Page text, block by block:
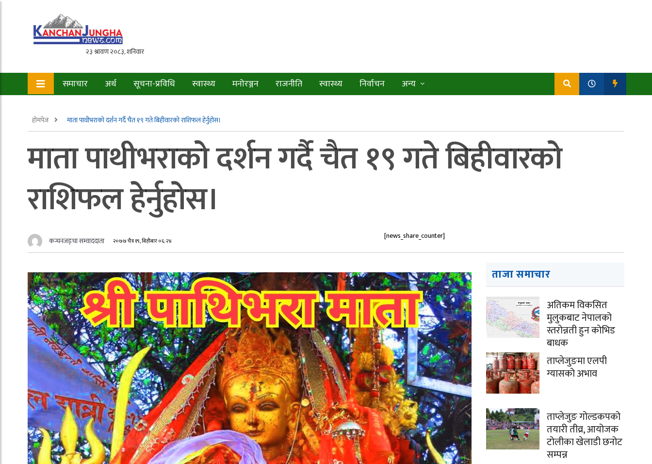
समाचार अर्थ सूचना-प्रविधि स्वास्थ्य मनोरञ्जन राजनीति स्वास्थ्य निर्वाचन अन्य
होमपेज माता पाथीभराको दर्शन गर्दै चैत १९ गते बिहीवारको राशिफल हेर्नुहोस।
माता पाथीभराको दर्शन गर्दै चैत १९ गते बिहीवारको
राशिफल हेर्नुहोस।
कन्चनजङ्घा सम्वाददाता २०७७ चैत्र १९, बिहीबार ०६:२४ [news_share_counter]
ताजा समाचार
अतिकम विकसित
मुलुकबाट नेपालको
स्तरोन्नती हुन कोभिड
बाधक
ताप्लेजुङमा एलपी
ग्यासको अभाव
ताप्लेजुङ गोल्डकपको
तयारी तीव्र, आयोजक
टोलीका खेलाडी छनोट
सम्पन्न